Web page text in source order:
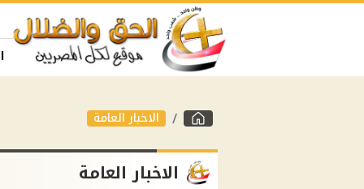
الاخبار العامة
الاخبار العامة